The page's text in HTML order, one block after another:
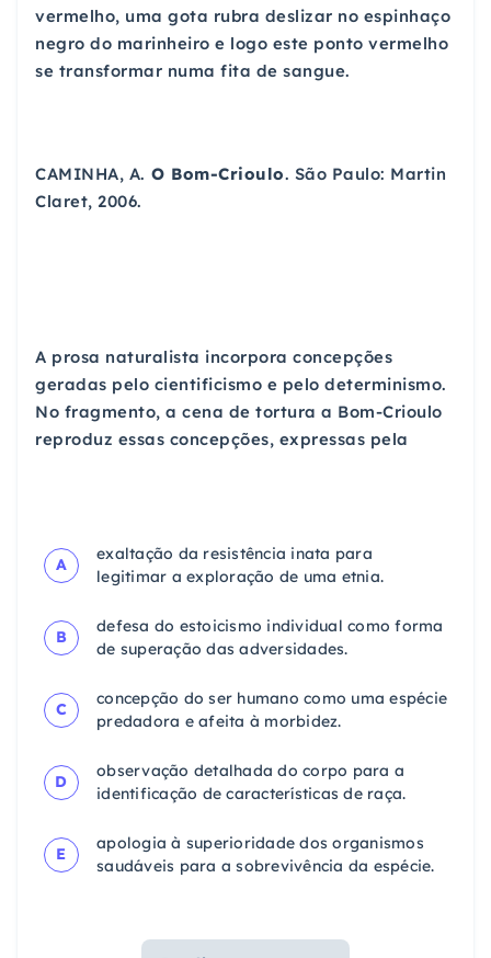
vermelho, uma gota rubra deslizar no espinhaço
negro do marinheiro e logo este ponto vermelho
se transformar numa fita de sangue.
CAMINHA, A. O Bom-Crioulo. São Paulo: Martin
Claret, 2006.
A prosa naturalista incorpora concepções
geradas pelo cientificismo e pelo determinismo.
No fragmento, a cena de tortura a Bom-Crioulo
reproduz essas concepções, expressas pela
A
exaltação da resistência inata para
legitimar a exploração de uma etnia.
B
defesa do estoicismo individual como forma
de superação das adversidades.
C
concepção do ser humano como uma espécie
predadora e afeita à morbidez.
D
observação detalhada do corpo para a
identificação de características de raça.
E
apologia à superioridade dos organismos
saudáveis para a sobrevivência da espécie.